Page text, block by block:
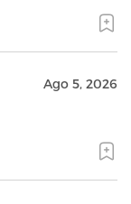
Ago 5, 2026